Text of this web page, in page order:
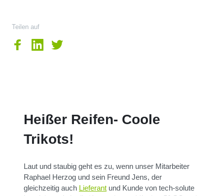
Teilen auf
Heißer Reifen- Coole
Trikots!
Laut und staubig geht es zu, wenn unser Mitarbeiter
Raphael Herzog und sein Freund Jens, der
gleichzeitig auch Lieferant und Kunde von tech-solute